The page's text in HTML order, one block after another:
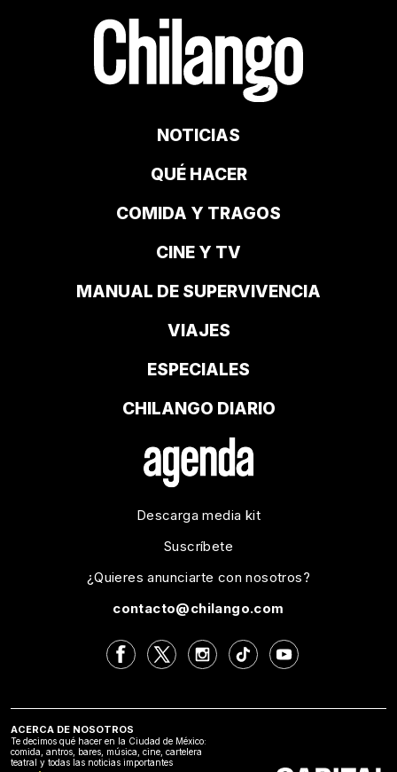
NOTICIAS
QUÉ HACER
COMIDA Y TRAGOS
CINE Y TV
MANUAL DE SUPERVIVENCIA
VIAJES
ESPECIALES
CHILANGO DIARIO
Descarga media kit
Suscríbete
¿Quieres anunciarte con nosotros?
contacto@chilango.com
ACERCA DE NOSOTROS
Te decimos qué hacer en la Ciudad de México:
comida, antros, bares, música, cine, cartelera
teatral y todas las noticias importantes